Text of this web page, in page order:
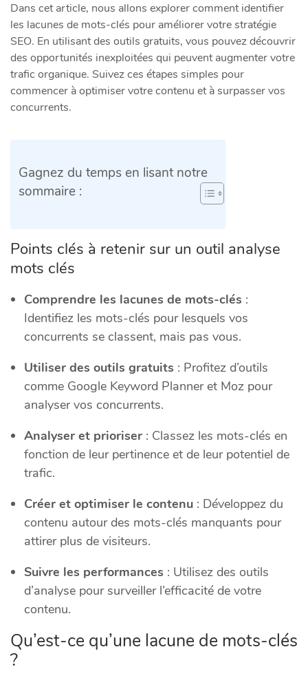
Dans cet article, nous allons explorer comment identifier
les lacunes de mots-clés pour améliorer votre stratégie
SEO. En utilisant des outils gratuits, vous pouvez découvrir
des opportunités inexploitées qui peuvent augmenter votre
trafic organique. Suivez ces étapes simples pour
commencer à optimiser votre contenu et à surpasser vos
concurrents.
Gagnez du temps en lisant notre
sommaire :
Points clés à retenir sur un outil analyse
mots clés
Comprendre les lacunes de mots-clés :
Identifiez les mots-clés pour lesquels vos
concurrents se classent, mais pas vous.
Utiliser des outils gratuits : Profitez d’outils
comme Google Keyword Planner et Moz pour
analyser vos concurrents.
Analyser et prioriser : Classez les mots-clés en
fonction de leur pertinence et de leur potentiel de
trafic.
Créer et optimiser le contenu : Développez du
contenu autour des mots-clés manquants pour
attirer plus de visiteurs.
Suivre les performances : Utilisez des outils
d’analyse pour surveiller l’efficacité de votre
contenu.
Qu’est-ce qu’une lacune de mots-clés
?